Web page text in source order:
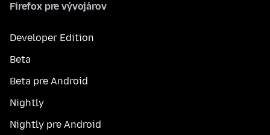
Firefox pre vývojárov
Developer Edition
Beta
Beta pre Android
Nightly
Nightly pre Android